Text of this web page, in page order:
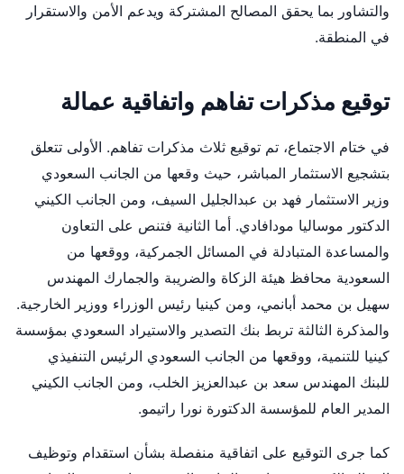
والتشاور بما يحقق المصالح المشتركة ويدعم الأمن والاستقرار
في المنطقة.
توقيع مذكرات تفاهم واتفاقية عمالة
في ختام الاجتماع، تم توقيع ثلاث مذكرات تفاهم. الأولى تتعلق
بتشجيع الاستثمار المباشر، حيث وقعها من الجانب السعودي
وزير الاستثمار فهد بن عبدالجليل السيف، ومن الجانب الكيني
الدكتور موساليا مودافادي. أما الثانية فتنص على التعاون
والمساعدة المتبادلة في المسائل الجمركية، ووقعها من
السعودية محافظ هيئة الزكاة والضريبة والجمارك المهندس
سهيل بن محمد أبانمي، ومن كينيا رئيس الوزراء ووزير الخارجية.
والمذكرة الثالثة تربط بنك التصدير والاستيراد السعودي بمؤسسة
كينيا للتنمية، ووقعها من الجانب السعودي الرئيس التنفيذي
للبنك المهندس سعد بن عبدالعزيز الخلب، ومن الجانب الكيني
المدير العام للمؤسسة الدكتورة نورا راتيمو.
كما جرى التوقيع على اتفاقية منفصلة بشأن استقدام وتوظيف